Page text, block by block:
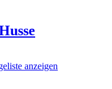
anzeigen